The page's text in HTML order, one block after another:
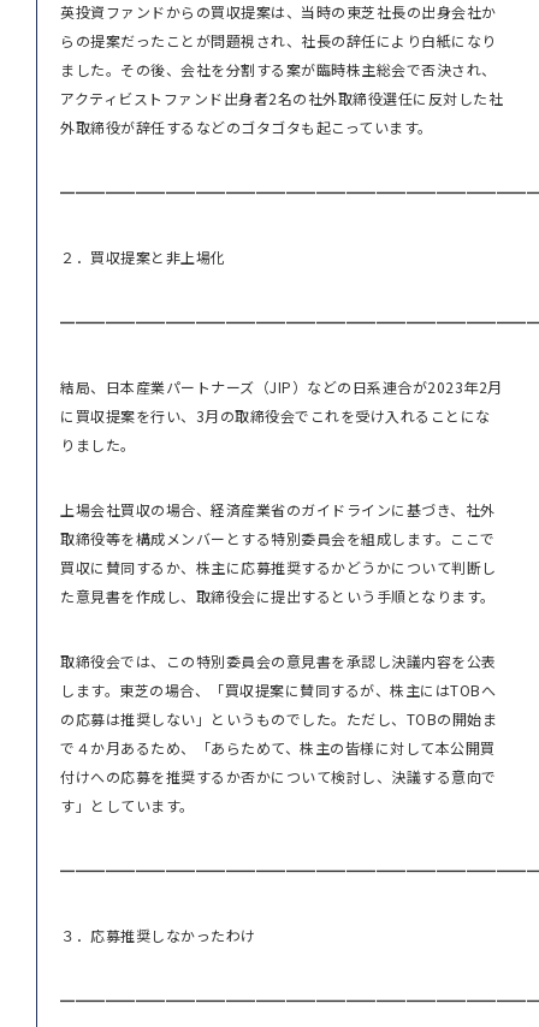
英投資ファンドからの買収提案は、当時の東芝社長の出身会社か
らの提案だったことが問題視され、社長の辞任により白紙になり
ました。その後、会社を分割する案が臨時株主総会で否決され、
アクティビストファンド出身者2名の社外取締役選任に反対した社
外取締役が辞任するなどのゴタゴタも起こっています。
２．買収提案と非上場化
結局、日本産業パートナーズ（JIP）などの日系連合が2023年2月
に買収提案を行い、3月の取締役会でこれを受け入れることにな
りました。
上場会社買収の場合、経済産業省のガイドラインに基づき、社外
取締役等を構成メンバーとする特別委員会を組成します。ここで
買収に賛同するか、株主に応募推奨するかどうかについて判断し
た意見書を作成し、取締役会に提出するという手順となります。
取締役会では、この特別委員会の意見書を承認し決議内容を公表
します。東芝の場合、「買収提案に賛同するが、株主にはTOBへ
の応募は推奨しない」というものでした。ただし、TOBの開始ま
で４か月あるため、「あらためて、株主の皆様に対して本公開買
付けへの応募を推奨するか否かについて検討し、決議する意向で
す」としています。
３．応募推奨しなかったわけ